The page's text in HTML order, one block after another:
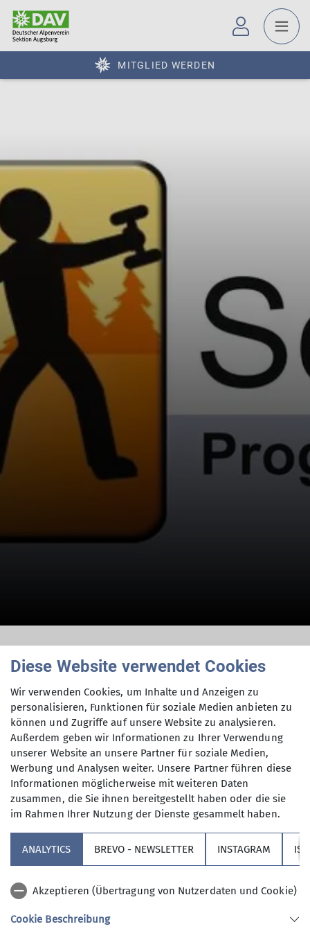
MITGLIED WERDEN
Fitness-Newsletter
September
01.09.2025
Rückblick Fitness
findest du immer alle aktuellen Informationen zu
Diese Website verwendet Cookies
Wir verwenden Cookies, um Inhalte und Anzeigen zu
personalisieren, Funktionen für soziale Medien anbieten zu
können und Zugriffe auf unsere Website zu analysieren.
Außerdem geben wir Informationen zu Ihrer Verwendung
unserer Website an unsere Partner für soziale Medien,
Werbung und Analysen weiter. Unsere Partner führen diese
Informationen möglicherweise mit weiteren Daten
zusammen, die Sie ihnen bereitgestellt haben oder die sie
im Rahmen Ihrer Nutzung der Dienste gesammelt haben.
ANALYTICS BREVO - NEWSLETTER INSTAGRAM
Akzeptieren (Übertragung von Nutzerdaten und Cookie)
Cookie Beschreibung